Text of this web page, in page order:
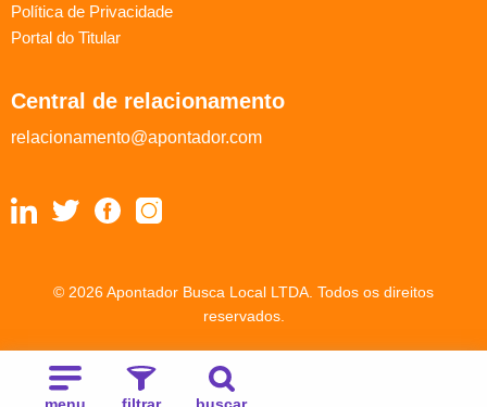
Política de Privacidade
Portal do Titular
Central de relacionamento
relacionamento@apontador.com
© 2026 Apontador Busca Local LTDA. Todos os direitos
reservados.